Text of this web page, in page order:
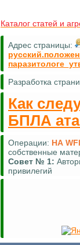
Каталог статей и
Адрес страницы:
Разработка
Как
БПЛА
Операции: НА
собственные
Совет № 1:
привилегий